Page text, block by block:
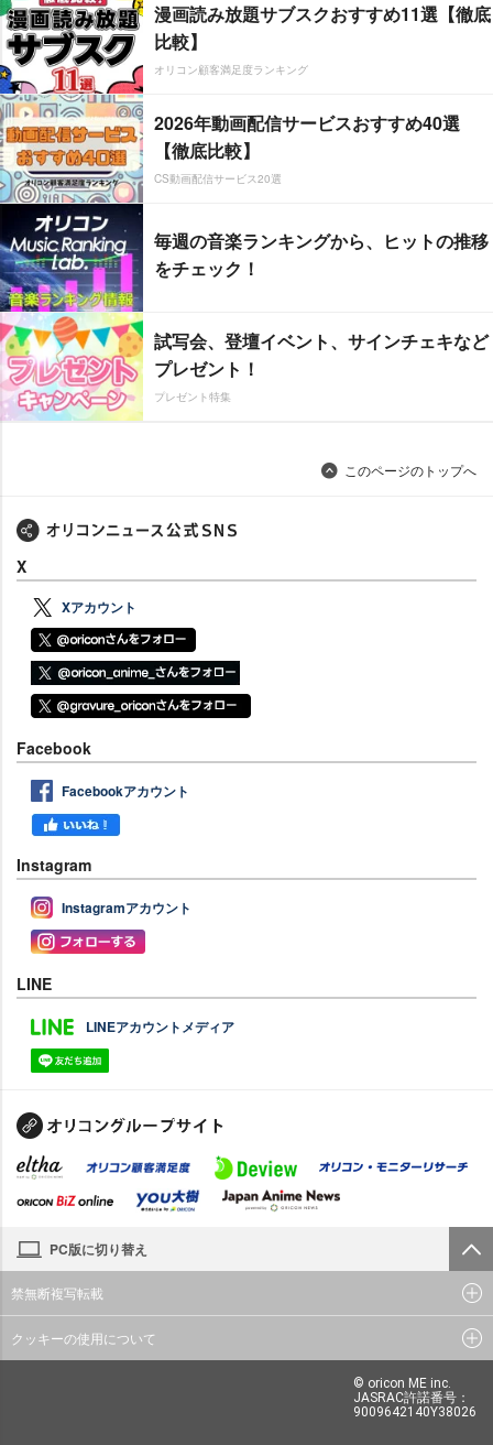
漫画読み放題サブスクおすすめ11選【徹底
比較】
オリコン顧客満足度ランキング
2026年動画配信サービスおすすめ40選
【徹底比較】
CS動画配信サービス20選
毎週の音楽ランキングから、ヒットの推移
をチェック！
試写会、登壇イベント、サインチェキなど
プレゼント！
プレゼント特集
このページのトップへ
X
Xアカウント
Facebook
Facebookアカウント
Instagram
Instagramアカウント
LINE
LINEアカウントメディア
PC版に切り替え
禁無断複写転載
クッキーの使用について
© oricon ME inc.
JASRAC許諾番号：
9009642140Y38026